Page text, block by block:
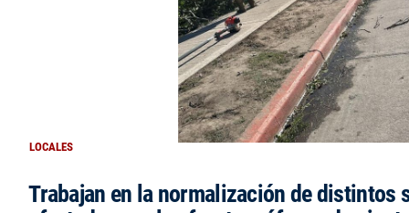
LOCALES
Trabajan en la normalización de distintos